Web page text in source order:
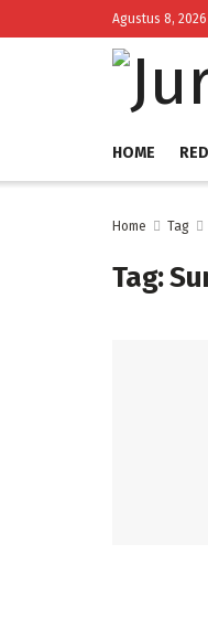
Agustus 8, 2026
HOME
Home Tag
Tag: